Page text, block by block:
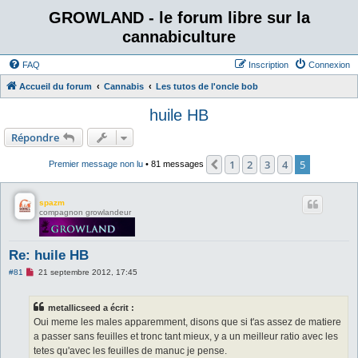
GROWLAND - le forum libre sur la
cannabiculture
FAQ Connexion
Inscription
Accueil du forum Cannabis Les tutos de l'oncle bob
huile HB
Répondre
Premier message non lu• 81 messages Précédent
1 2 3 4 5
spazm
compagnon growlandeur
Re: huile HB
#81
M
a
g
n
o
21 septembre 2012, 17:45
metallicseed a écrit :
Oui meme les males apparemment, disons que si t'as assez de matiere
a passer sans feuilles et tronc tant mieux, y a un meilleur ratio avec les
tetes qu'avec les feuilles de manuc je pense.